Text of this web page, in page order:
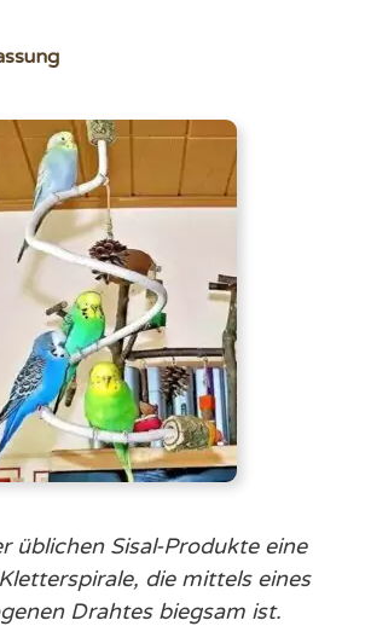
üblichen Sisal-Produkte eine
die mittels eines
Drahtes biegsam ist.